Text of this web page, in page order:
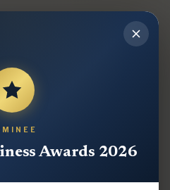
Awards 2026